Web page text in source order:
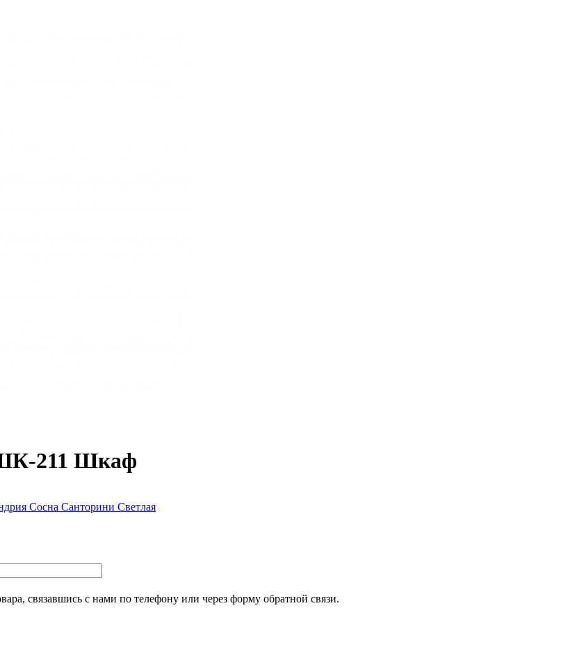
ШК-211 Шкаф
Сосна Санторини Светлая
связавшись с нами по телефону или через форму обратной связи.